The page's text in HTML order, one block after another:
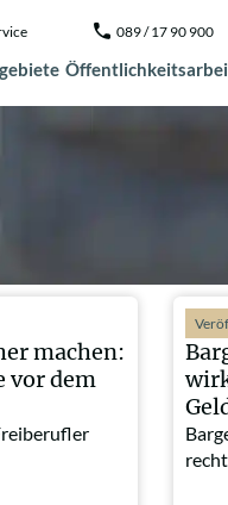
089 / 17 90 900
machen:
vor dem